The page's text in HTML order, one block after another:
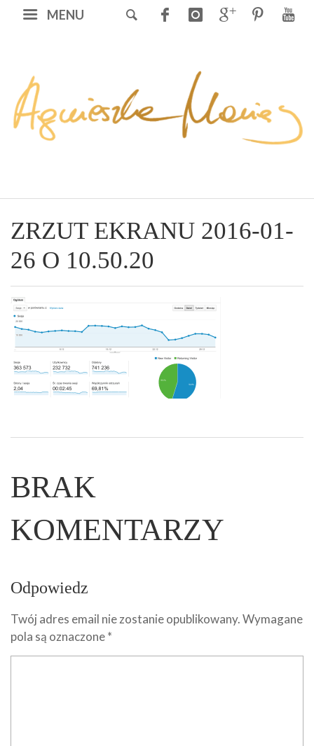
MENU
ZRZUT EKRANU 2016-01-
26 O 10.50.20
BRAK
KOMENTARZY
Odpowiedz
Twój adres email nie zostanie opublikowany.Wymagane
pola są oznaczone*